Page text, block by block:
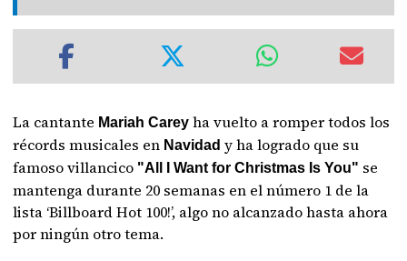
La cantante Mariah Carey ha vuelto a romper todos los
récords musicales en Navidady ha logrado que su
famoso villancico "All I Want for Christmas Is You" se
mantenga durante 20 semanas en el número 1 de la
lista ‘Billboard Hot 100!’, algo no alcanzado hasta ahora
por ningún otro tema.